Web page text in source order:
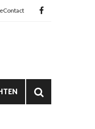
Contact